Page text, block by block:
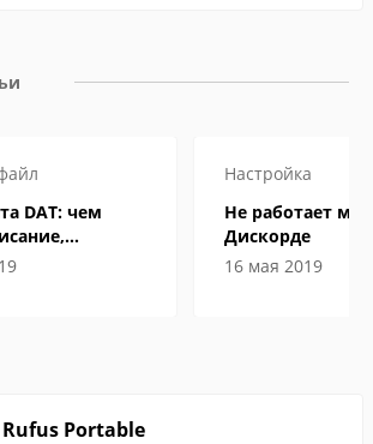
DAT: чем
Настройка
Не работает
Дискорде
16 мая 2019
Rufus Portable